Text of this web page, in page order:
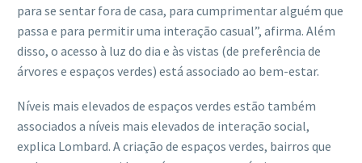
para se sentar fora de casa, para cumprimentar alguém que
passa e para permitir uma interação casual”, afirma. Além
disso, o acesso à luz do dia e às vistas (de preferência de
árvores e espaços verdes) está associado ao bem-estar.
Níveis mais elevados de espaços verdes estão também
associados a níveis mais elevados de interação social,
explica Lombard. A criação de espaços verdes, bairros que